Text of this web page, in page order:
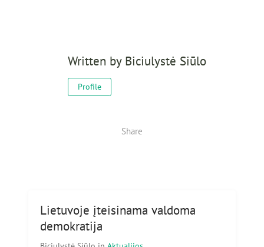
Written by Biciulystė Siūlo
Profile
Share
Lietuvoje įteisinama valdoma
demokratija